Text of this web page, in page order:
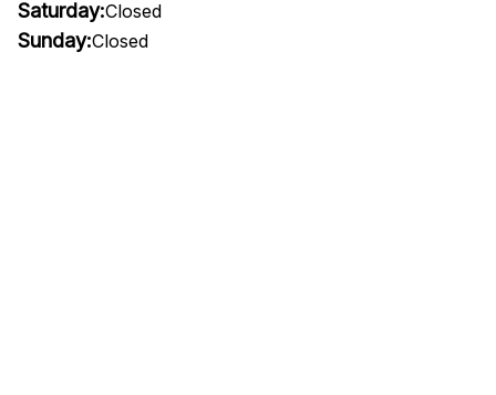
Saturday:Closed
Sunday:Closed